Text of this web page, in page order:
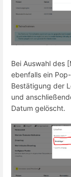
Bei Auswahl des
ebenfalls ein
Bestätigung der
und
Datum gelöscht.